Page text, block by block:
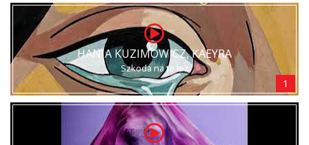
HANIA KUZIMOWICZ, KAEYRA
Szkoda na to łez
1